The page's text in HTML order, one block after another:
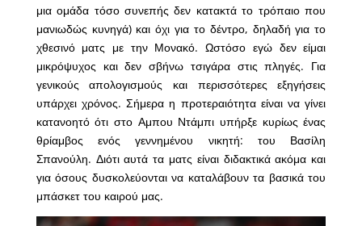
μια ομάδα τόσο συνεπής δεν κατακτά το τρόπαιο που
μανιωδώς κυνηγά) και όχι για το δέντρο, δηλαδή για το
χθεσινό ματς με την Μονακό. Ωστόσο εγώ δεν είμαι
μικρόψυχος και δεν σβήνω τσιγάρα στις πληγές. Για
γενικούς απολογισμούς και περισσότερες εξηγήσεις
υπάρχει χρόνος. Σήμερα η προτεραιότητα είναι να γίνει
κατανοητό ότι στο Αμπου Ντάμπι υπήρξε κυρίως ένας
θρίαμβος ενός γεννημένου νικητή: του Βασίλη
Σπανούλη. Διότι αυτά τα ματς είναι διδακτικά ακόμα και
για όσους δυσκολεύονται να καταλάβουν τα βασικά του
μπάσκετ του καιρού μας.